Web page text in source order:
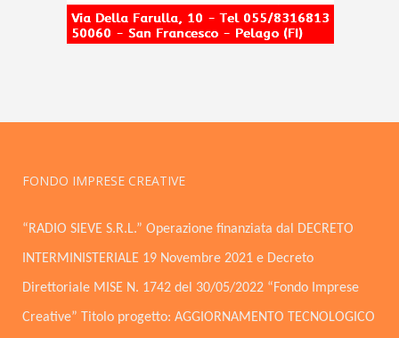
FONDO IMPRESE CREATIVE
“RADIO SIEVE S.R.L.” Operazione finanziata dal DECRETO
INTERMINISTERIALE 19 Novembre 2021 e Decreto
Direttoriale MISE N. 1742 del 30/05/2022 “Fondo Imprese
Creative” Titolo progetto: AGGIORNAMENTO TECNOLOGICO